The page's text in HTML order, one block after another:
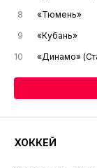
8
«Тюмень»
9
«Кубань»
10
«Динамо»
ХОККЕЙ